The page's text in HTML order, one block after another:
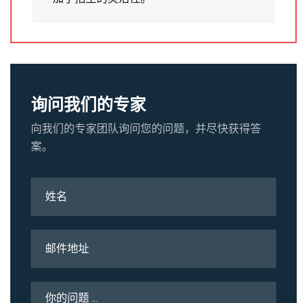
询问我们的专家
向我们的专家团队询问您的问题，并尽快获得答
案。